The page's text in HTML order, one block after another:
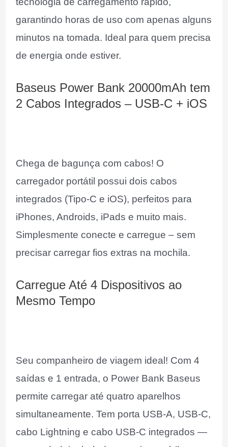
garantindo horas de uso com apenas alguns
minutos na tomada. Ideal para quem precisa
de energia onde estiver.
Baseus Power Bank 20000mAh tem
2 Cabos Integrados – USB-C + iOS
Chega de bagunça com cabos! O
carregador portátil possui dois cabos
integrados (Tipo-C e iOS), perfeitos para
iPhones, Androids, iPads e muito mais.
Simplesmente conecte e carregue – sem
precisar carregar fios extras na mochila.
Carregue Até 4 Dispositivos ao
Mesmo Tempo
Seu companheiro de viagem ideal! Com 4
saídas e 1 entrada, o Power Bank Baseus
permite carregar até quatro aparelhos
simultaneamente. Tem porta USB-A, USB-C,
cabo Lightning e cabo USB-C integrados —